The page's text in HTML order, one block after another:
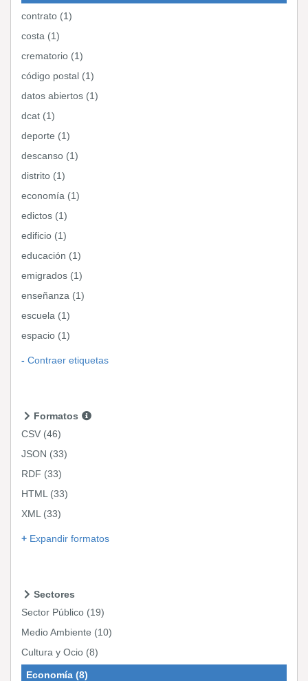
contrato (1)
costa (1)
crematorio (1)
código postal (1)
datos abiertos (1)
dcat (1)
deporte (1)
descanso (1)
distrito (1)
economía (1)
edictos (1)
edificio (1)
educación (1)
emigrados (1)
enseñanza (1)
escuela (1)
espacio (1)
Contraer etiquetas
Formatos
CSV (46)
JSON (33)
RDF (33)
HTML (33)
XML (33)
Expandir formatos
Sectores
Sector Público (19)
Medio Ambiente (10)
Cultura y Ocio (8)
Economía (8)